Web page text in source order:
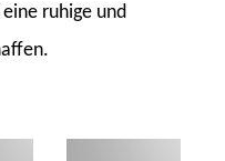
ruhige und